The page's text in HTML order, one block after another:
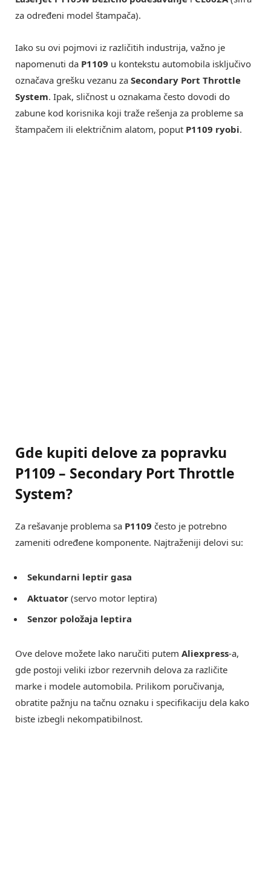
za određeni model štampača).
Iako su ovi pojmovi iz različitih industrija, važno je
napomenuti da P1109 u kontekstu automobila isključivo
označava grešku vezanu za Secondary Port Throttle
System. Ipak, sličnost u oznakama često dovodi do
zabune kod korisnika koji traže rešenja za probleme sa
štampačem ili električnim alatom, poput P1109 ryobi.
Gde kupiti delove za popravku
P1109 – Secondary Port Throttle
System?
Za rešavanje problema sa P1109 često je potrebno
zameniti određene komponente. Najtraženiji delovi su:
Sekundarni leptir gasa
Aktuator (servo motor leptira)
Senzor položaja leptira
Ove delove možete lako naručiti putem Aliexpress-a,
gde postoji veliki izbor rezervnih delova za različite
marke i modele automobila. Prilikom poručivanja,
obratite pažnju na tačnu oznaku i specifikaciju dela kako
biste izbegli nekompatibilnost.